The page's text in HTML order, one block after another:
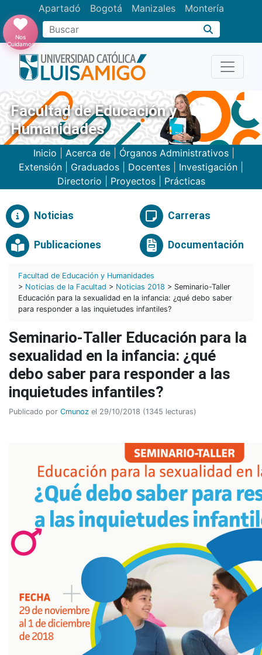
Apartadó Bogotá Manizales Montería
Buscar
Nos
Cuidamos
Facultad de Educación y
Humanidades
Inicio Acerca de Órganos Administrativos
Extensión
Graduados Docentes Investigación
Directorio
Proyectos| Prácticas
Noticias Carreras
Publicaciones Documentación
Facultad de Educación y Humanidades
> Noticias de la Facultad > Noticias 2018 > Seminario-Taller
Educación para la sexualidad en la infancia: ¿qué debo saber
para responder a las inquietudes infantiles?
Seminario-Taller Educación para la
sexualidad en la infancia: ¿qué
debo saber para responder a las
inquietudes infantiles?
Publicado por Cmunoz el 29/10/2018 (1345 lecturas)